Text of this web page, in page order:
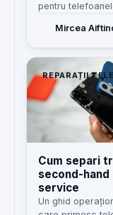
pentru
reduciMircea
REPARAȚII
Cum separi
second-
service
Un ghid